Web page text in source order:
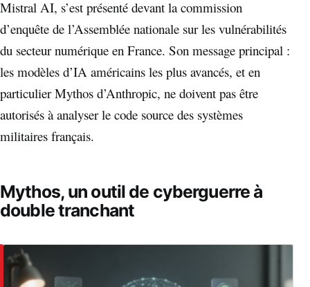
Mistral AI, s’est présenté devant la commission
d’enquête de l’Assemblée nationale sur les vulnérabilités
du secteur numérique en France. Son message principal :
les modèles d’IA américains les plus avancés, et en
particulier Mythos d’Anthropic, ne doivent pas être
autorisés à analyser le code source des systèmes
militaires français.
Mythos, un outil de cyberguerre à
double tranchant